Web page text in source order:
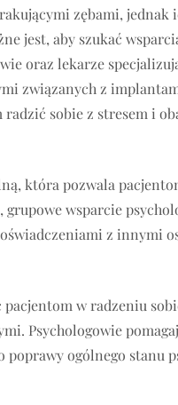
zębami, jednak
jest, aby szukać
oraz lekarze
związanych z
sobie z stresem i
która pozwala
wsparcie
z innymi
w radzeniu
Psychologowie
ogólnego stanu